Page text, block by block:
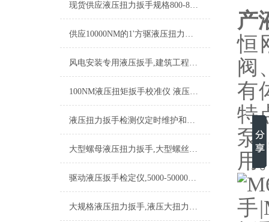
现货供应液压扭力扳手规格800-8000N.m
供应10000NM的1'方驱液压扭力扳手 1寸方驱液压扭力扳手
风电安装专用液压扳手,建筑工程用专用液压扳手,风电装配液压扭力扳手
100NM液压扭矩扳手校准仪 液压扭力扳手检定台 液压扭矩校验仪
液压扭力扳手检测仪定时维护和保养的重要性
大型螺母液压扭力扳手,大型螺丝液压扳手,螺栓液压扭矩扳手
驱动液压扳手检定仪,5000-50000N.m驱动式液压扭力扳手检定仪
大规格液压扭力扳手,液压大扭力扳手常用的标准规格
产
恒
阀
有
特
泵
用